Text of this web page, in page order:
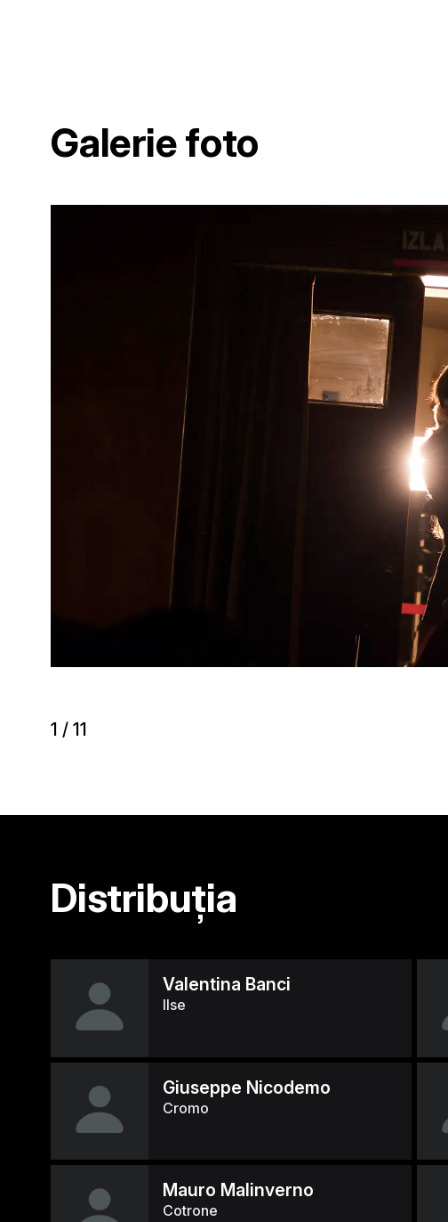
Galerie foto
1 /11
Distribuția
Valentina Banci
Ilse
Giuseppe Nicodemo
Cromo
Mauro Malinverno
Cotrone